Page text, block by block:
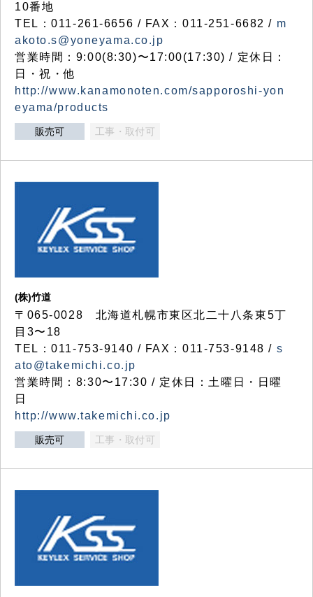
10番地
TEL：011-261-6656 / FAX：011-251-6682 / m
akoto.s@yoneyama.co.jp
営業時間：9:00(8:30)〜17:00(17:30) / 定休日：
日・祝・他
http://www.kanamonoten.com/sapporoshi-yon
eyama/products
販売可 工事・取付可
(株)竹道
〒065-0028 北海道札幌市東区北二十八条東5丁
目3〜18
TEL：011-753-9140 / FAX：011-753-9148 / s
ato@takemichi.co.jp
営業時間：8:30〜17:30 / 定休日：土曜日・日曜
日
http://www.takemichi.co.jp
販売可 工事・取付可